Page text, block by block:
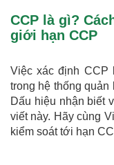
CCP là gì?
giới hạn CCP
Việc xác định CCP
trong hệ thống
Dấu hiệu nhận biết
viết này. Hãy cùng
kiểm soát tới hạn